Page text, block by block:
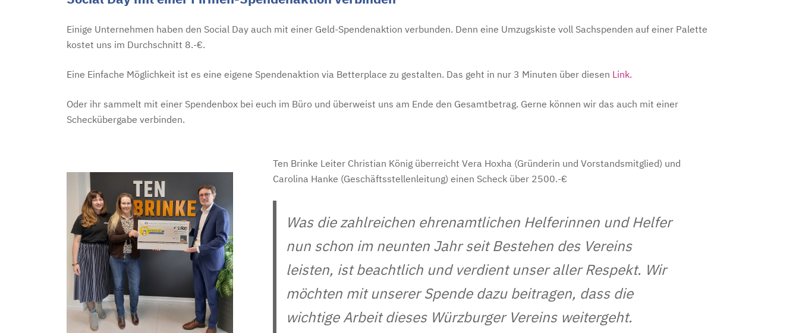
Einige Unternehmen haben den Social Day auch mit einer Geld-Spendenaktion verbunden. Denn eine Umzugskiste voll Sachspenden auf einer Palette
kostet uns im Durchschnitt 8.-€.
Eine Einfache Möglichkeit ist es eine eigene Spendenaktion via Betterplace zu gestalten. Das geht in nur 3 Minuten über diesen Link.
Oder ihr sammelt mit einer Spendenbox bei euch im Büro und überweist uns am Ende den Gesamtbetrag. Gerne können wir das auch mit einer
Scheckübergabe verbinden.
Ten Brinke Leiter Christian König überreicht Vera Hoxha (Gründerin und Vorstandsmitglied) und
Carolina Hanke (Geschäftsstellenleitung) einen Scheck über 2500.-€
Was die zahlreichen ehrenamtlichen Helferinnen und Helfer
nun schon im neunten Jahr seit Bestehen des Vereins
leisten, ist beachtlich und verdient unser aller Respekt. Wir
möchten mit unserer Spende dazu beitragen, dass die
wichtige Arbeit dieses Würzburger Vereins weitergeht.